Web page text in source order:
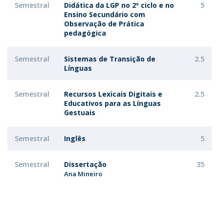
Semestral
Didática da LGP no 2º ciclo e no
Ensino Secundário com
Observação de Prática
pedagógica
5
Semestral
Sistemas de Transição de
Línguas
2.5
Semestral
Recursos Lexicais Digitais e
Educativos para as Línguas
Gestuais
2.5
Semestral Inglês 5
Semestral Dissertação
Ana Mineiro
35